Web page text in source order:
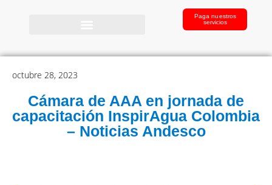
Paga nuestros
servicios
octubre 28, 2023
Cámara de AAA en jornada de
capacitación InspirAgua Colombia
– Noticias Andesco